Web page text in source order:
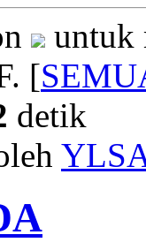
untuk
[
detik